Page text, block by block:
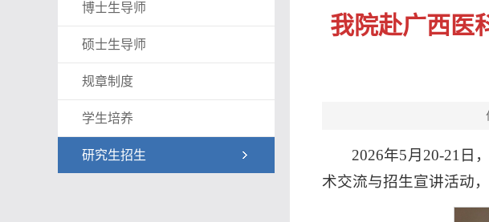
博士生导师
硕士生导师
规章制度
学生培养
研究生招生
我院赴广西医
2026年5月20-21日
术交流与招生宣讲活动